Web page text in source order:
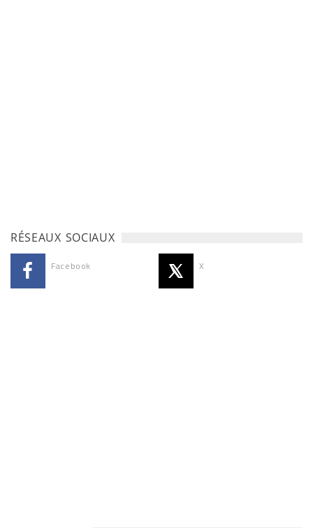
RÉSEAUX SOCIAUX
Facebook X